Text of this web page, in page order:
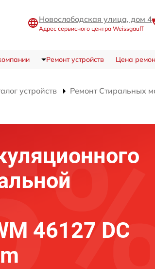
Новослободская улица, дом 4
Адрес сервисного центра Weissgauff
Ремонт устройств Цена
устройств Ремонт Стиральных
46127 DC